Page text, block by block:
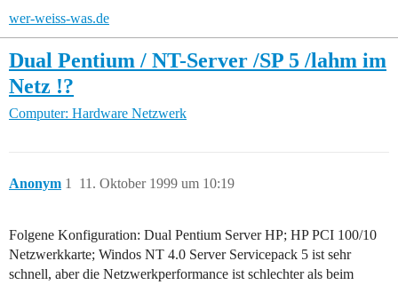
wer-weiss-was.de
Dual Pentium / NT-Server /SP 5 /lahm im
Netz !?
Computer: Hardware Netzwerk
Anonym 11. Oktober 1999 um 10:19
1
Folgene Konfiguration: Dual Pentium Server HP; HP PCI 100/10
Netzwerkkarte; Windos NT 4.0 Server Servicepack 5 ist sehr
schnell, aber die Netzwerkperformance ist schlechter als beim